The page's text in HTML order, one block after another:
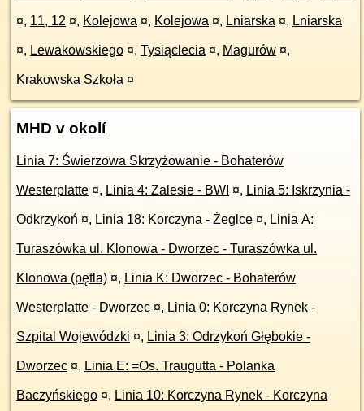
¤, 11, 12 ¤, Kolejowa ¤, Kolejowa ¤, Lniarska ¤, Lniarska
¤, Lewakowskiego ¤, Tysiąclecia ¤, Magurów ¤,
Krakowska Szkoła ¤
MHD v okolí
Linia 7: Świerzowa Skrzyżowanie - Bohaterów
Westerplatte ¤, Linia 4: Zalesie - BWI ¤, Linia 5: Iskrzynia -
Odkrzykoń ¤, Linia 18: Korczyna - Żeglce ¤, Linia A:
Turaszówka ul. Klonowa - Dworzec - Turaszówka ul.
Klonowa (pętla) ¤, Linia K: Dworzec - Bohaterów
Westerplatte - Dworzec ¤, Linia 0: Korczyna Rynek -
Szpital Wojewódzki ¤, Linia 3: Odrzykoń Głębokie -
Dworzec ¤, Linia E: =Os. Traugutta - Polanka
Baczyńskiego ¤, Linia 10: Korczyna Rynek - Korczyna